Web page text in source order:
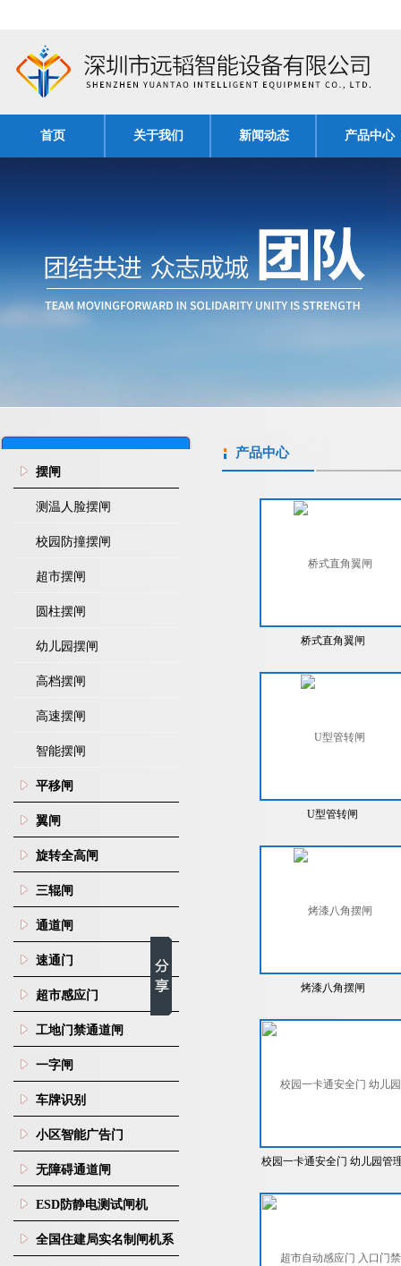
首页 关于我们 新闻动态 产品中心
摆闸
测温人脸摆闸
校园防撞摆闸
超市摆闸
圆柱摆闸
幼儿园摆闸
高档摆闸
高速摆闸
智能摆闸
平移闸
翼闸
旋转全高闸
三辊闸
通道闸
速通门
超市感应门
工地门禁通道闸
一字闸
车牌识别
小区智能广告门
无障碍通道闸
ESD防静电测试闸机
全国住建局实名制闸机系
产品中心
桥式直角翼闸
U型管转闸
烤漆八角摆闸
校园一卡通安全门 幼儿园管